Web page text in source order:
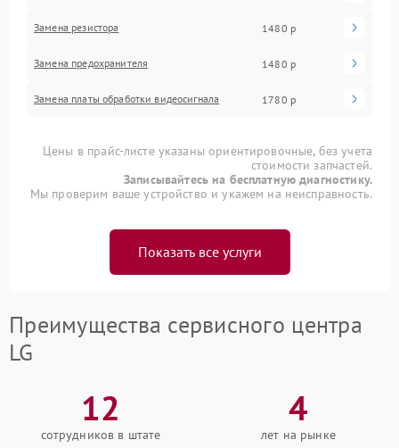
Замена резистора 1480 р
Замена предохранителя 1480 р
Замена платы обработки видеосигнала 1780 р
Цены в прайс-листе указаны ориентировочные, без учета
стоимости запчастей.
Записывайтесь на бесплатную диагностику.
Мы проверим ваше устройство и укажем на неисправность.
Показать все услуги
Преимущества сервисного центра
LG
12
сотрудников в штате
4
лет на рынке